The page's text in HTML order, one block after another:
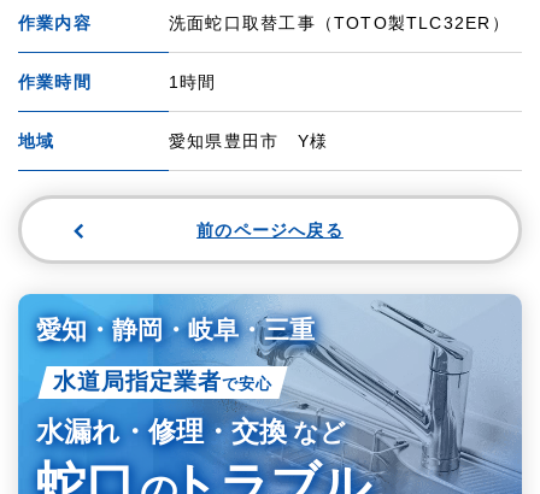
作業内容 洗面蛇口取替工事（TOTO製TLC32ER）
作業時間 1時間
地域 愛知県豊田市 Y様
前のページへ戻る
愛知・静岡・岐阜・三重
水道局指定業者で安心
水漏れ・修理・交換など